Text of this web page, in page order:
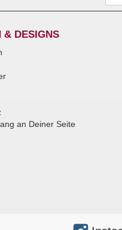
& DESIGNS
an Deiner Seite